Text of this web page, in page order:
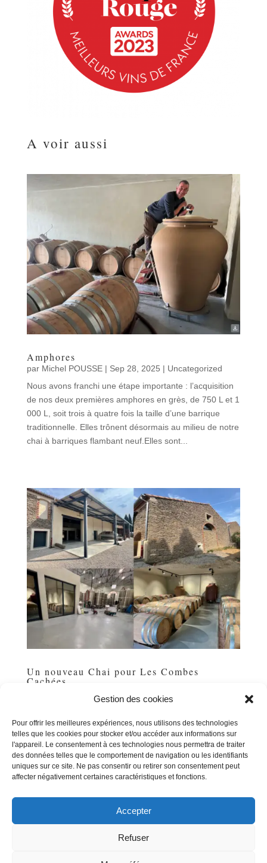
Gestion des cookies
Pour offrir les meilleures expériences, nous utilisons des technologies
telles que les cookies pour stocker et/ou accéder aux informations sur
l'appareil. Le consentement à ces technologies nous permettra de traiter
des données telles que le comportement de navigation ou les identifiants
uniques sur ce site. Ne pas consentir ou retirer son consentement peut
affecter négativement certaines caractéristiques et fonctions.
Accepter
Refuser
A voir aussi
Amphores
par Michel POUSSE| Sep 28, 2025 | Uncategorized
Nous avons franchi une étape importante : l’acquisition
de nos deux premières amphores en grès, de 750 L et 1
000 L, soit trois à quatre fois la taille d’une barrique
traditionnelle. Elles trônent désormais au milieu de notre
chai à barriques flambant neuf.Elles sont...
Un nouveau Chai pour Les Combes
Cachées
nouveau chai de Siran, un outil de production flambant
neuf de 600 m², situé juste en face de notre chai initial.
L’enveloppe, issue de la cave coopérative de 1904,
illustre encore l’architecture viticole du début du...